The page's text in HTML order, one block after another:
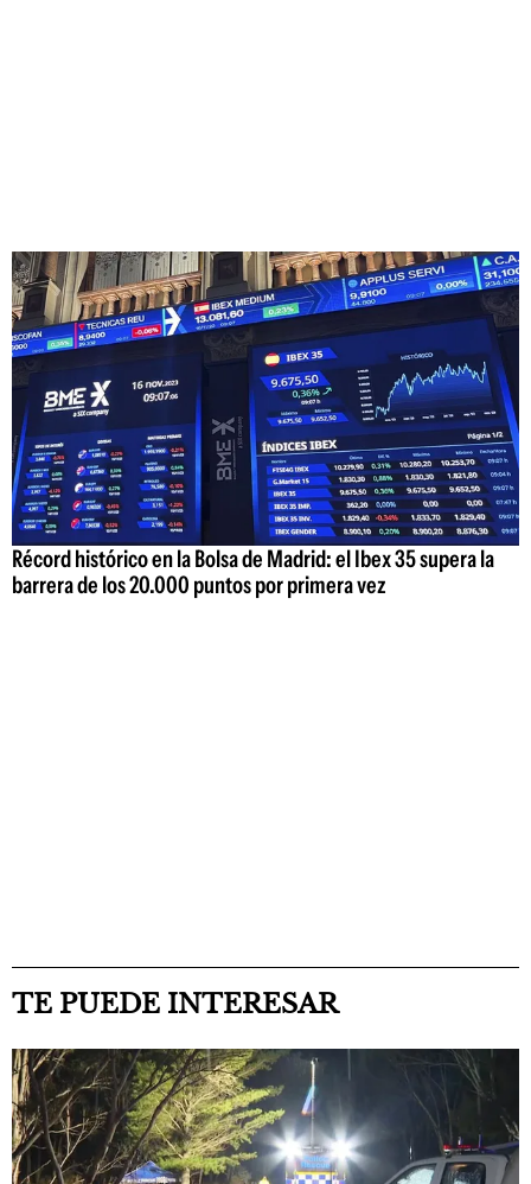
Récord histórico en la Bolsa de Madrid: el Ibex 35 supera la
barrera de los 20.000 puntos por primera vez
TE PUEDE INTERESAR